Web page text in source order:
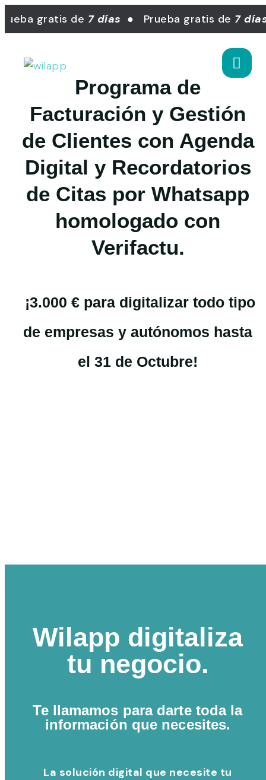
gratis de7 días ● Prueba gratis de7 días
Programa de
Facturación y Gestión
de Clientes con Agenda
Digital y Recordatorios
de Citas por Whatsapp
homologado con
Verifactu.
¡3.000 € para digitalizar todo tipo
de empresas y autónomos hasta
el 31 de Octubre!
Wilapp digitaliza
tu negocio.
Te llamamos para darte toda la
información que necesites.
La solución digital que necesite tu